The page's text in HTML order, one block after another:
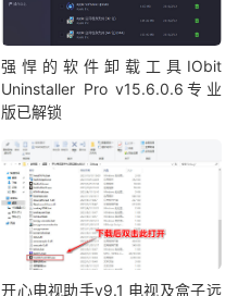
强悍的软件卸载工具IObit
Uninstaller Pro v15.6.0.6专业
版已解锁
开心电视助手v9.1 电视及盒子远